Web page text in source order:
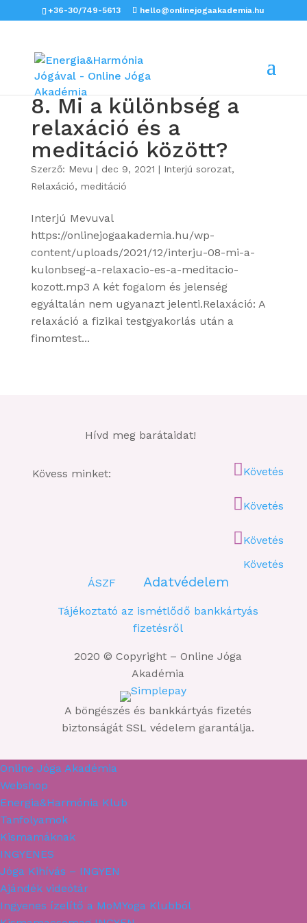
+36-30/749-5613 hello@onlinejogaakademia.hu
8. Mi a különbség a
relaxáció és a
meditáció között?
Szerző: Mevu | dec 9, 2021 | Interjú sorozat,
Relaxáció, meditáció
Interjú Mevuval
https://onlinejogaakademia.hu/wp-
content/uploads/2021/12/interju-08-mi-a-
kulonbseg-a-relaxacio-es-a-meditacio-
kozott.mp3 A két fogalom és jelenség
egyáltalán nem ugyanazt jelenti.Relaxáció: A
relaxáció a fizikai testgyakorlás után a
finomtest...
Hívd meg barátaidat!
Kövess minket: Követés
Követés
Követés
Követés
ÁSZF
Adatvédelem
Tájékoztató az ismétlődő bankkártyás
fizetésről
2020 © Copyright – Online Jóga
Akadémia
A böngészés és bankkártyás fizetés
biztonságát SSL védelem garantálja.
Online Jóga Akadémia
Webshop
Energia&Harmónia Klub
Tanfolyamok
Kismamáknak
INGYENES
Jóga Kihívás – INGYEN
Ajándék videótár
Ingyenes ízelítő a MoMYoga Klubból